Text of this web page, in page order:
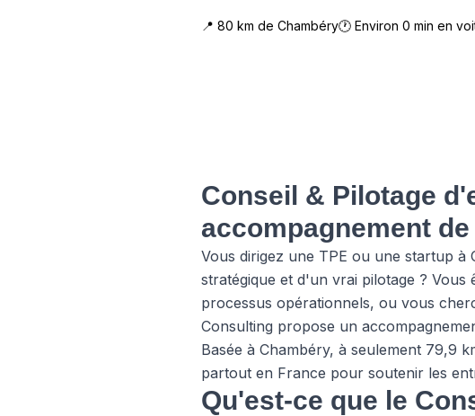
📍 80 km de Chambéry🕐 Environ 0 min en
Conseil & Pilotage
accompagnement
Vous dirigez une TPE ou une startup
stratégique et d'un vrai pilotage ? Vous
processus opérationnels, ou vous
Consulting propose un
Basée à Chambéry, à seulement 79,9
partout en France pour soutenir les
Qu'est-ce que le